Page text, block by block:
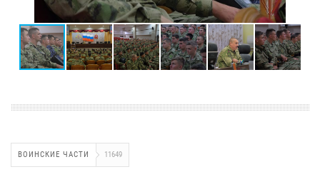
ВОИНСКИЕ ЧАСТИ 11649